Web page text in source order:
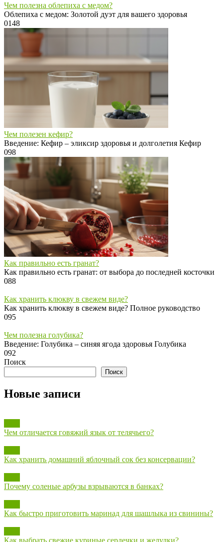
Чем полезна облепиха с медом?
Облепиха с медом: Золотой дуэт для вашего здоровья
0148
Чем полезен кефир?
Введение: Кефир – эликсир здоровья и долголетия Кефир
098
Как правильно есть гранат?
Как правильно есть гранат: от выбора до последней косточки
088
Как хранить клюкву в свежем виде?
Как хранить клюкву в свежем виде? Полное руководство
095
Чем полезна голубика?
Введение: Голубика – синяя ягода здоровья Голубика
092
Поиск
Поиск
Новые записи
Чем отличается говяжий язык от телячьего?
Как хранить домашний яблочный сок без консервации?
Почему соленые арбузы взрываются в банках?
Как быстро приготовить маринад для шашлыка из свинины?